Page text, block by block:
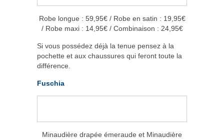
Robe longue : 59,95€ / Robe en satin : 19,95€
/ Robe maxi : 14,95€ / Combinaison : 24,95€
Si vous possédez déjà la tenue pensez à la
pochette et aux chaussures qui feront toute la
différence.
Fuschia
Minaudière drapée émeraude et Minaudière